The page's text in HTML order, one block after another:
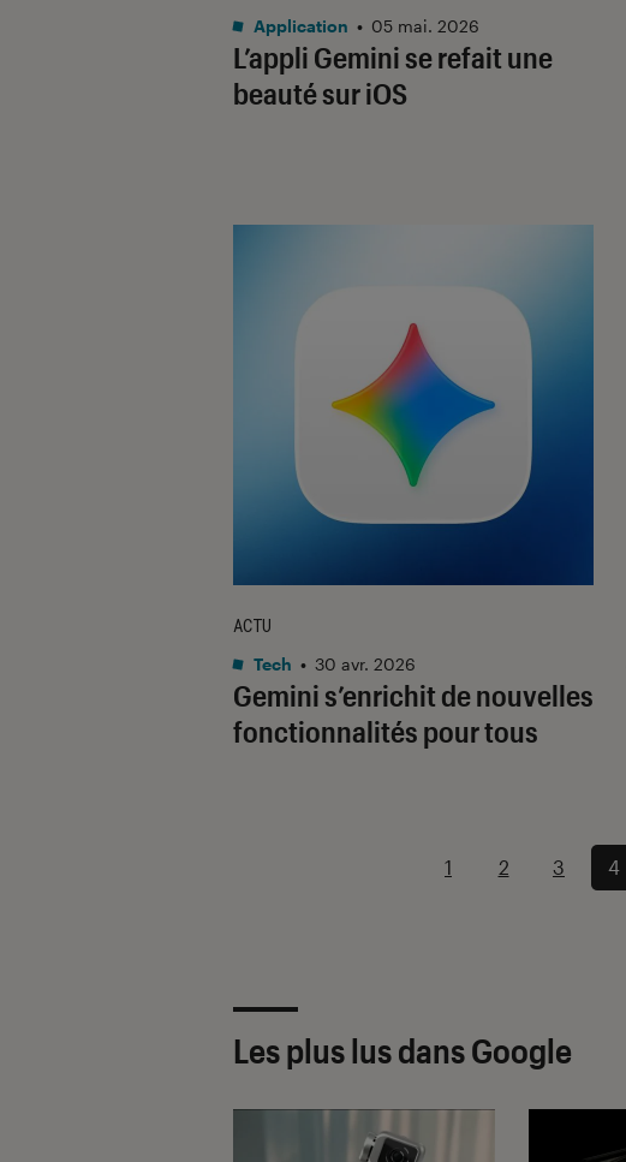
L’appli Gemini se refait une
beauté sur iOS
Application • 05 mai. 2026
Gemini s’enrichit de nouvelles
fonctionnalités pour tous
ACTU
Tech • 30 avr. 2026
1 2 3 4
Les plus lus dans Google